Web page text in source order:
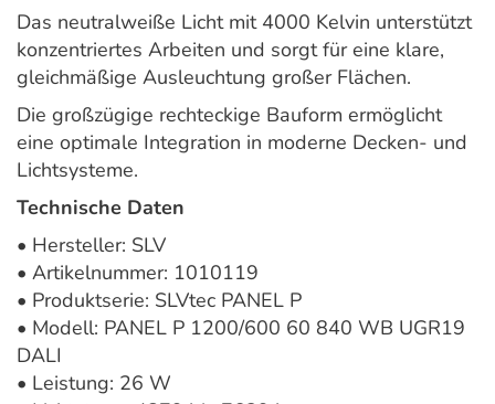
Das neutralweiße Licht mit 4000 Kelvin unterstützt
konzentriertes Arbeiten und sorgt für eine klare,
gleichmäßige Ausleuchtung großer Flächen.
Die großzügige rechteckige Bauform ermöglicht
eine optimale Integration in moderne Decken- und
Lichtsysteme.
Technische Daten
• Hersteller: SLV
• Artikelnummer: 1010119
• Produktserie: SLVtec PANEL P
• Modell: PANEL P 1200/600 60 840 WB UGR19
DALI
• Leistung: 26 W